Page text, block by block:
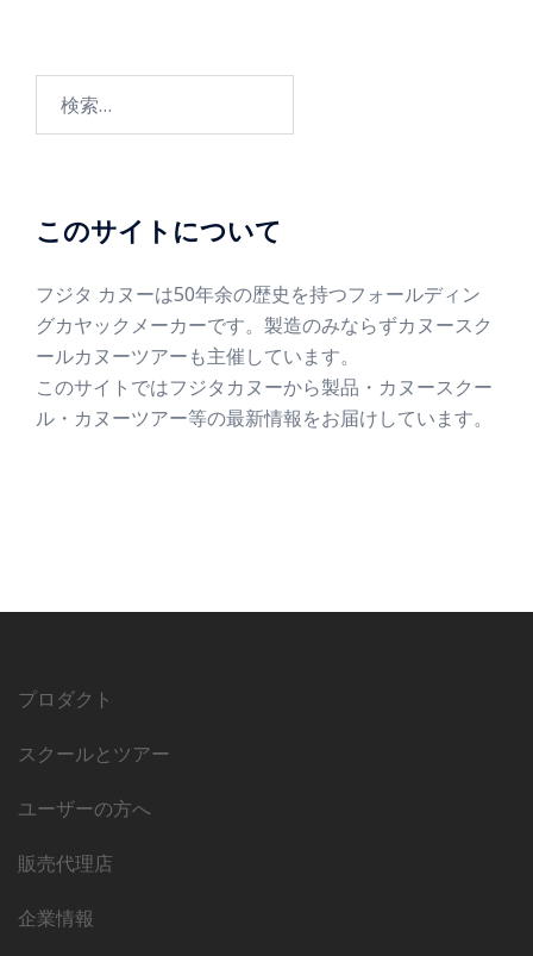
このサイトについて
フジタ カヌーは50年余の歴史を持つフォールディン
グカヤックメーカーです。製造のみならずカヌースク
ールカヌーツアーも主催しています。
このサイトではフジタカヌーから製品・カヌースクー
ル・カヌーツアー等の最新情報をお届けしています。
プロダクト
スクールとツアー
ユーザーの方へ
販売代理店
企業情報